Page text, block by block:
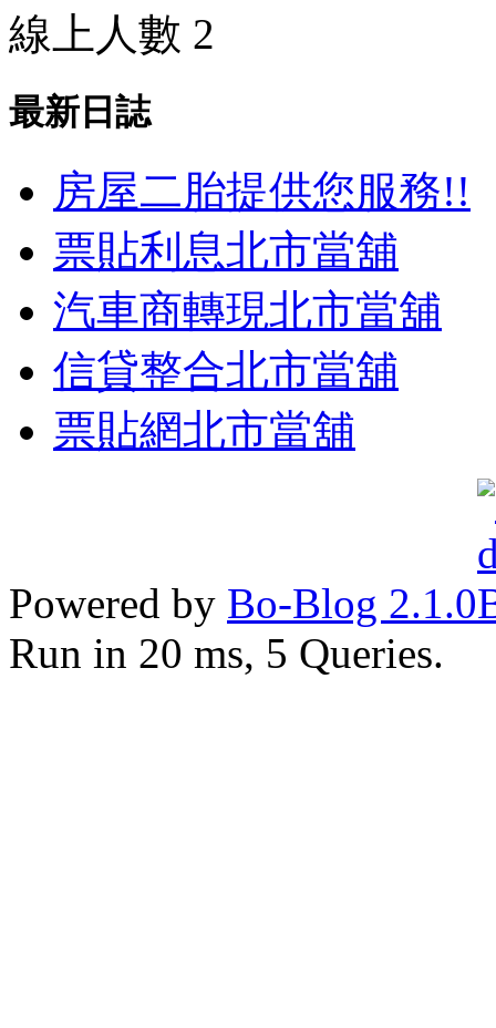
線上人數 2
最新日誌
房屋二胎提供您服務!!
票貼利息北市當舖
汽車商轉現北市當舖
信貸整合北市當舖
票貼網北市當舖
Powered by Bo-Blog 2.1.0
Run in 20 ms, 5 Queries.